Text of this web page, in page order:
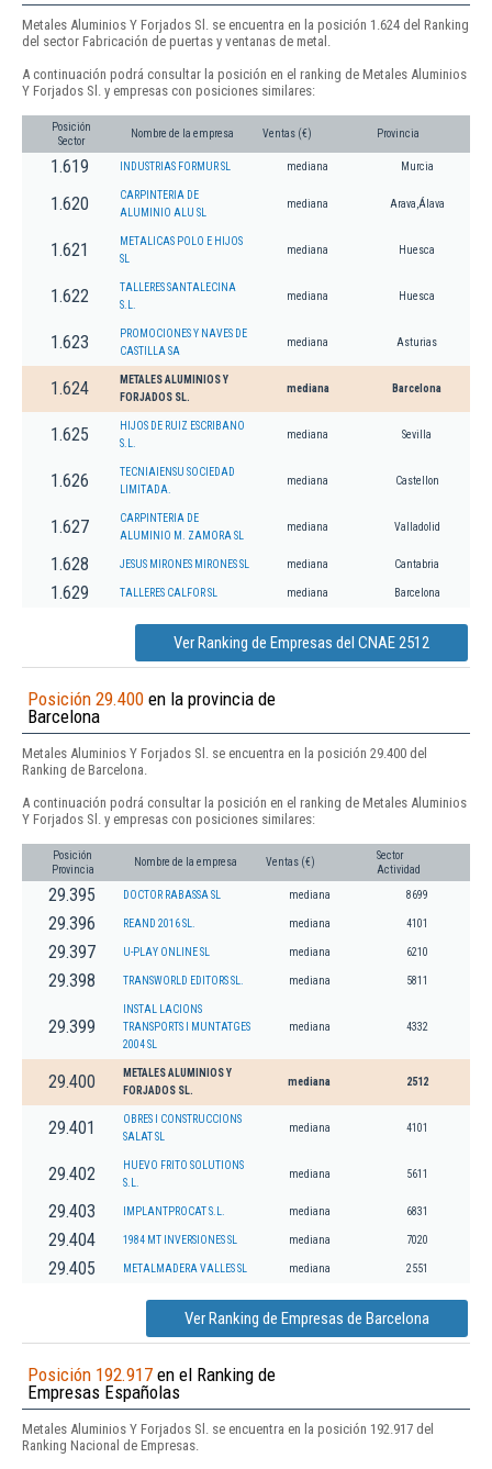
Metales Aluminios Y Forjados Sl. se encuentra en la posición 1.624 del Ranking
del sector Fabricación de puertas y ventanas de metal.
A continuación podrá consultar la posición en el ranking de Metales Aluminios
Y Forjados Sl. y empresas con posiciones similares:
Posición
Sector
Nombre de la empresa Ventas (€) Provincia
1.619 INDUSTRIAS FORMUR SL mediana Murcia
1.620
CARPINTERIA DE
ALUMINIO ALU SL
mediana Arava,Álava
1.621
METALICAS POLO E HIJOS
SL
mediana Huesca
1.622
TALLERES SANTALECINA
S.L.
mediana Huesca
1.623
PROMOCIONES Y NAVES DE
CASTILLA SA
mediana Asturias
1.624
METALES ALUMINIOS Y
FORJADOS SL.
mediana Barcelona
1.625
HIJOS DE RUIZ ESCRIBANO
S.L.
mediana Sevilla
1.626
TECNIAIENSU SOCIEDAD
LIMITADA.
mediana Castellon
1.627
CARPINTERIA DE
ALUMINIO M. ZAMORA SL
mediana Valladolid
1.628 JESUS MIRONES MIRONES SL mediana Cantabria
1.629 TALLERES CALFOR SL mediana Barcelona
Ver Ranking de Empresas del CNAE 2512
Posición 29.400 en la provincia de
Barcelona
Metales Aluminios Y Forjados Sl. se encuentra en la posición 29.400 del
Ranking de Barcelona.
A continuación podrá consultar la posición en el ranking de Metales Aluminios
Y Forjados Sl. y empresas con posiciones similares:
Posición
Provincia
Nombre de la empresa Ventas (€)
Sector
Actividad
29.395 DOCTOR RABASSA SL mediana 8699
29.396 REAND 2016 SL. mediana 4101
29.397 U-PLAY ONLINE SL mediana 6210
29.398 TRANSWORLD EDITORS SL. mediana 5811
29.399
INSTAL LACIONS
TRANSPORTS I MUNTATGES
2004 SL
mediana 4332
29.400
METALES ALUMINIOS Y
FORJADOS SL.
mediana 2512
29.401
OBRES I CONSTRUCCIONS
SALAT SL
mediana 4101
29.402
HUEVO FRITO SOLUTIONS
S.L.
mediana 5611
29.403 IMPLANTPROCAT S.L. mediana 6831
29.404 1984 MT INVERSIONES SL mediana 7020
29.405 METALMADERA VALLES SL mediana 2551
Ver Ranking de Empresas de Barcelona
Posición 192.917 en el Ranking de
Empresas Españolas
Metales Aluminios Y Forjados Sl. se encuentra en la posición 192.917 del
Ranking Nacional de Empresas.